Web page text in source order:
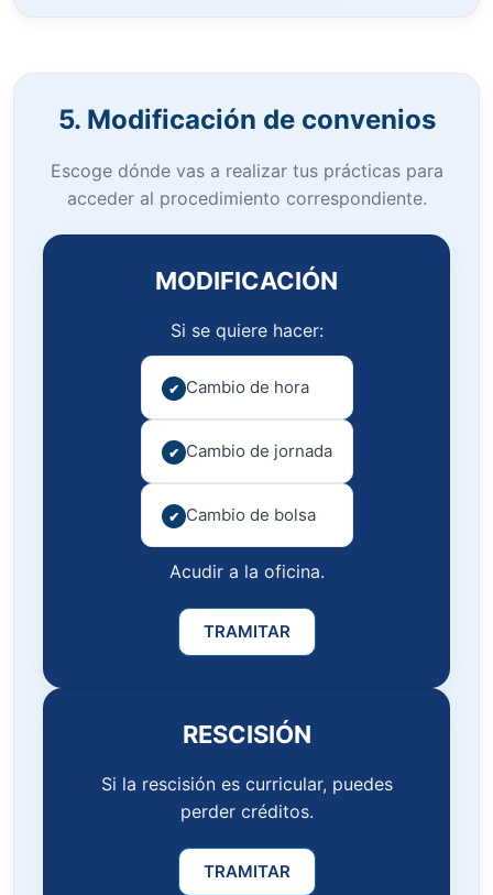
5. Modificación de convenios
Escoge dónde vas a realizar tus prácticas para
acceder al procedimiento correspondiente.
MODIFICACIÓN
Si se quiere hacer:
Cambio de hora
Cambio de jornada
Cambio de bolsa
Acudir a la oficina.
TRAMITAR
RESCISIÓN
Si la rescisión es curricular, puedes
perder créditos.
TRAMITAR